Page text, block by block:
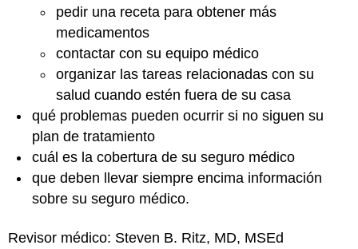
pedir una receta para obtener más
medicamentos
contactar con su equipo médico
organizar las tareas relacionadas con su
salud cuando estén fuera de su casa
qué problemas pueden ocurrir si no siguen su
plan de tratamiento
cuál es la cobertura de su seguro médico
que deben llevar siempre encima información
sobre su seguro médico.
Revisor médico: Steven B. Ritz, MD, MSEd